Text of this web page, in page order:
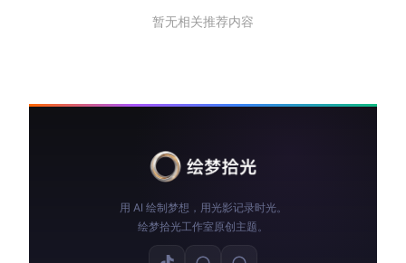
暂无相关推荐内容
用 AI 绘制梦想，用光影记录时光。
绘梦拾光工作室原创主题。